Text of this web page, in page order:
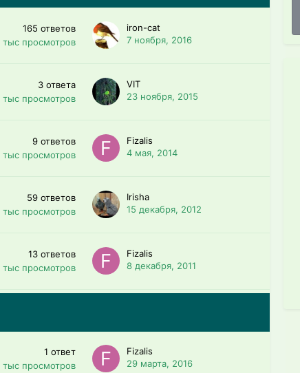
165 ответов
тыс просмотров
iron-cat
7 ноября, 2016
3 ответа
тыс просмотров
VIT
23 ноября, 2015
9 ответов
тыс просмотров
Fizalis
4 мая, 2014
59 ответов
тыс просмотров
Irisha
15 декабря, 2012
13 ответов
тыс просмотров
Fizalis
8 декабря, 2011
1 ответ
тыс просмотров
Fizalis
29 марта, 2016